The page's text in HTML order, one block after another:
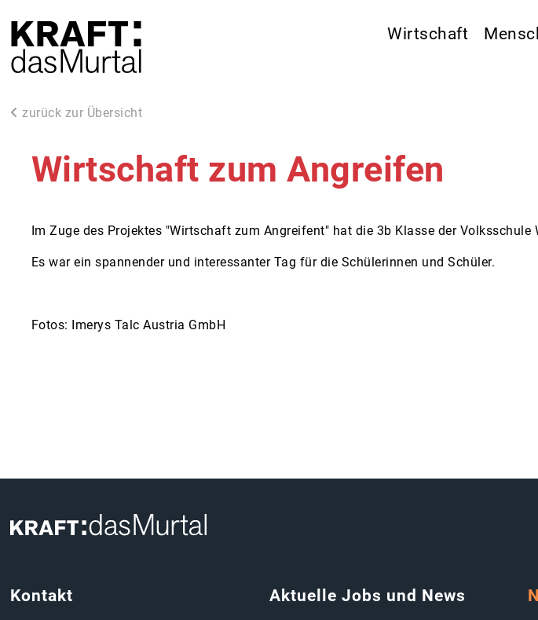
Wirtschaft
zurück zur Übersicht
Wirtschaft zum Angreifen
Im Zuge des Projektes "Wirtschaft zum Angreifent" hat die 3b Klasse der
Es war ein spannender und interessanter Tag für die Schülerinnen und Schüler.
Fotos: Imerys Talc Austria GmbH
Kontakt Aktuelle Jobs und News